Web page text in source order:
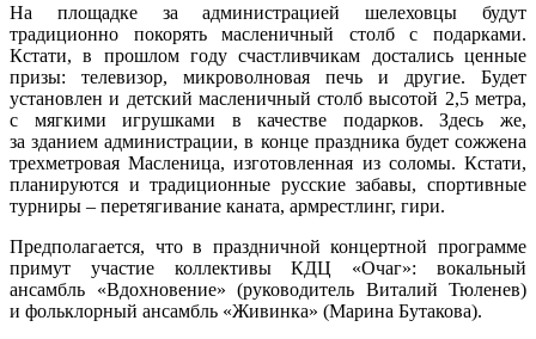
На площадке за администрацией шелеховцы будут
традиционно покорять масленичный столб с подарками.
Кстати, в прошлом году счастливчикам достались ценные
призы: телевизор, микроволновая печь и другие. Будет
установлен и детский масленичный столб высотой 2,5 метра,
с мягкими игрушками в качестве подарков. Здесь же,
за зданием администрации, в конце праздника будет сожжена
трехметровая Масленица, изготовленная из соломы. Кстати,
планируются и традиционные русские забавы, спортивные
турниры – перетягивание каната, армрестлинг, гири.
Предполагается, что в праздничной концертной программе
примут участие коллективы КДЦ «Очаг»: вокальный
ансамбль «Вдохновение» (руководитель Виталий Тюленев)
и фольклорный ансамбль «Живинка» (Марина Бутакова).